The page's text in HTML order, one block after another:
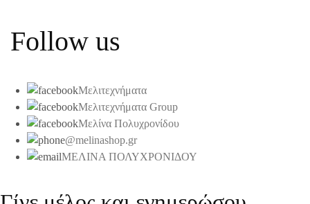
Follow us
Μελιτεχνήματα
Μελιτεχνήματα Group
Μελίνα Πολυχρονίδου
@melinashop.gr
ΜΕΛΙΝΑ ΠΟΛΥΧΡΟΝΙΔΟΥ